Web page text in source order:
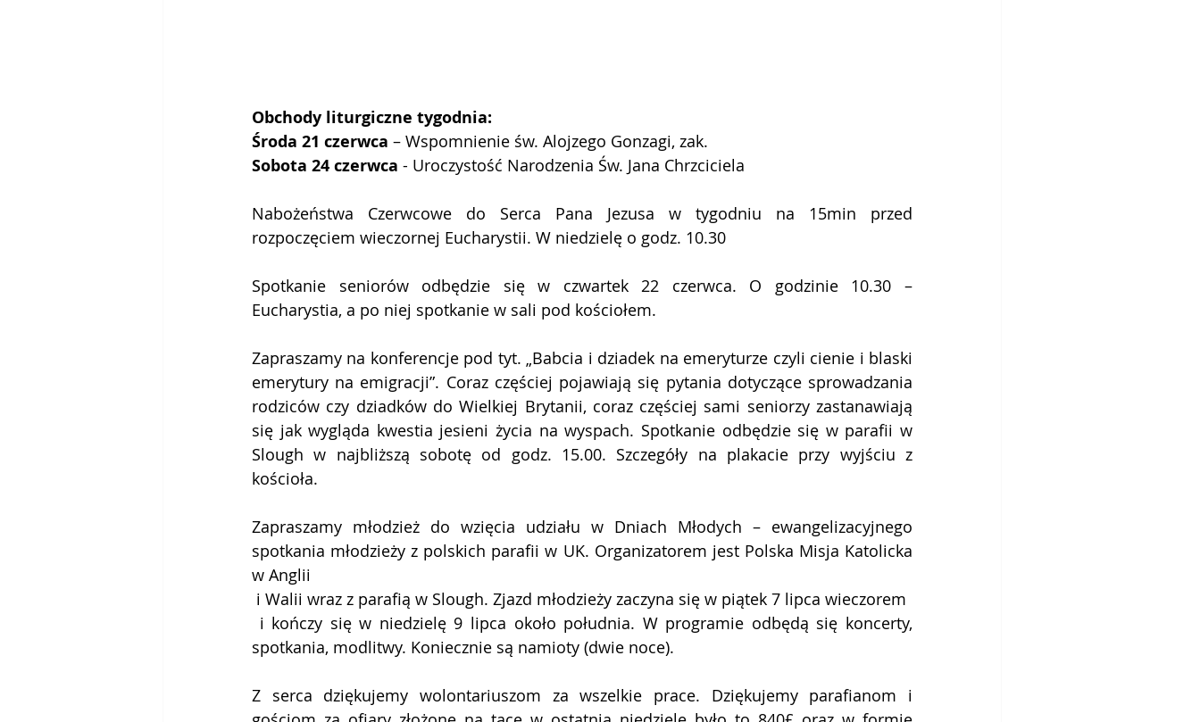
Obchody liturgiczne tygodnia:
Środa 21 czerwca – Wspomnienie św. Alojzego Gonzagi, zak.
Sobota 24 czerwca - Uroczystość Narodzenia Św. Jana Chrzciciela
Nabożeństwa Czerwcowe do Serca Pana Jezusa w tygodniu na 15min przed
rozpoczęciem wieczornej Eucharystii. W niedzielę o godz. 10.30
Spotkanie seniorów odbędzie się w czwartek 22 czerwca. O godzinie 10.30 –
Eucharystia, a po niej spotkanie w sali pod kościołem.
Zapraszamy na konferencje pod tyt. „Babcia i dziadek na emeryturze czyli cienie i blaski
emerytury na emigracji”. Coraz częściej pojawiają się pytania dotyczące sprowadzania
rodziców czy dziadków do Wielkiej Brytanii, coraz częściej sami seniorzy zastanawiają
się jak wygląda kwestia jesieni życia na wyspach. Spotkanie odbędzie się w parafii w
Slough w najbliższą sobotę od godz. 15.00. Szczegóły na plakacie przy wyjściu z
kościoła.
Zapraszamy młodzież do wzięcia udziału w Dniach Młodych – ewangelizacyjnego
spotkania młodzieży z polskich parafii w UK. Organizatorem jest Polska Misja Katolicka
w Anglii
i Walii wraz z parafią w Slough. Zjazd młodzieży zaczyna się w piątek 7 lipca wieczorem
spotkania, modlitwy. Koniecznie są namioty (dwie noce).
Z serca dziękujemy wolontariuszom za wszelkie prace. Dziękujemy parafianom i